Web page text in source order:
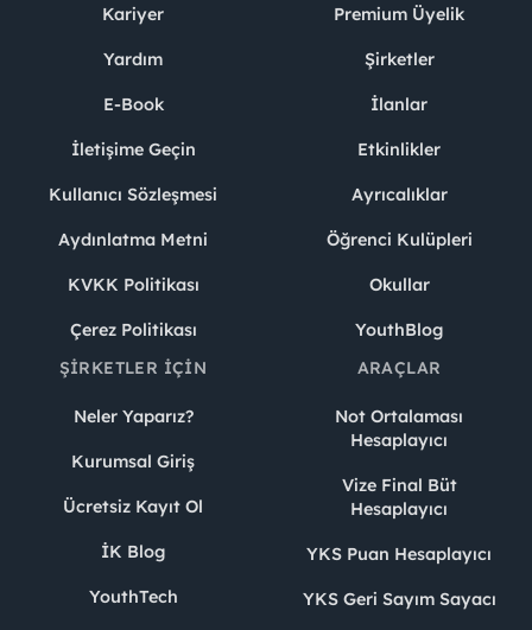
Kariyer
Yardım
E-Book
İletişime Geçin
Kullanıcı Sözleşmesi
Aydınlatma Metni
KVKK Politikası
Çerez Politikası
Premium Üyelik
Şirketler
İlanlar
Etkinlikler
Ayrıcalıklar
Öğrenci Kulüpleri
Okullar
YouthBlog
ŞIRKETLER İÇIN
Neler Yaparız?
Kurumsal Giriş
Ücretsiz Kayıt Ol
İK Blog
YouthTech
ARAÇLAR
Not Ortalaması
Hesaplayıcı
Vize Final Büt
Hesaplayıcı
YKS Puan Hesaplayıcı
YKS Geri Sayım Sayacı